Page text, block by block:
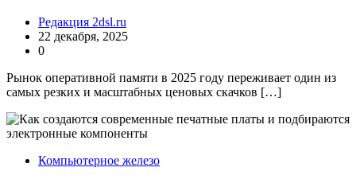
Редакция 2dsl.ru
22 декабря, 2025
0
Рынок оперативной памяти в 2025 году переживает один из
самых резких и масштабных ценовых скачков […]
Компьютерное железо